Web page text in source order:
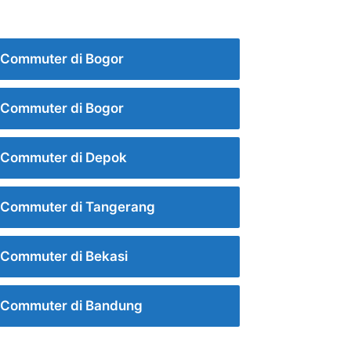
di Bogor
di Bogor
di Depok
di Tangerang
di Bekasi
di Bandung